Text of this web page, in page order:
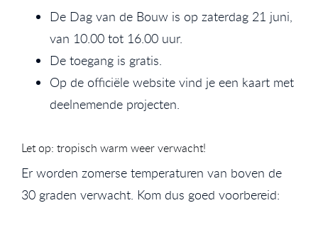
De Dag van de Bouw is op zaterdag 21 juni,
van 10.00 tot 16.00 uur.
De toegang is gratis.
Op de officiële website vind je een kaart met
deelnemende projecten.
Let op: tropisch warm weer verwacht!
Er worden zomerse temperaturen van boven de
30 graden verwacht. Kom dus goed voorbereid: